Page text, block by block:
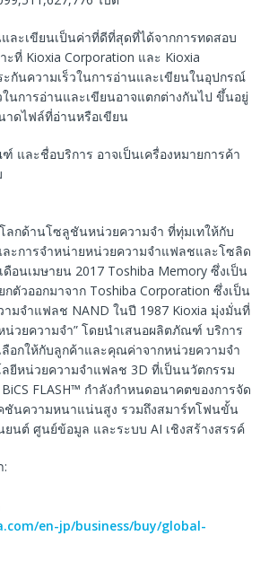
ละเขียนเป็นค่าที่ดีที่สุดที่ได้จากการทดสอบ
ที่ Kioxia Corporation และ Kioxia
กันความเร็วในการอ่านและเขียนในอุปกรณ์
ในการอ่านและเขียนอาจแตกต่างกันไป ขึ้นอยู่
ดไฟล์ที่อ่านหรือเขียน
และชื่อบริการ อาจเป็นเครื่องหมายการค้า
ลกด้านโซลูชันหน่วยความจำ ที่ทุ่มเทให้กับ
ะการจำหน่ายหน่วยความจำแฟลชและโซลิด
ดือนเมษายน 2017 Toshiba Memory ซึ่งเป็น
ตัวออกมาจาก Toshiba Corporation ซึ่งเป็น
มจำแฟลช NAND ในปี 1987 Kioxia มุ่งมั่นที่
น่วยความจำ” โดยนำเสนอผลิตภัณฑ์ บริการ
ลือกให้กับลูกค้าและคุณค่าจากหน่วยความจำ
ยีหน่วยความจำแฟลช 3D ที่เป็นนวัตกรรม
FLASH™ กำลังกำหนดอนาคตของการจัด
ชันความหนาแน่นสูง รวมถึงสมาร์ทโฟนขั้น
ยนต์ ศูนย์ข้อมูล และระบบ AI เชิงสร้างสรรค์
:
en-jp/business/buy/global-